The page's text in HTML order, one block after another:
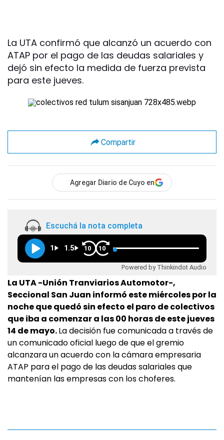
La UTA confirmó que alcanzó un acuerdo con
ATAP por el pago de las deudas salariales y
dejó sin efecto la medida de fuerza prevista
para este jueves.
Compartir
Agregar Diario de Cuyo en
Escuchá la nota completa
1 1.5 10 10
Powered by Thinkindot Audio
La UTA -Unión Tranviarios Automotor-,
Seccional San Juan informó este miércoles por la
noche que quedó sin efecto el paro de colectivos
que iba a comenzar a las 00 horas de este jueves
14 de mayo.La decisión fue comunicada a través de
un comunicado oficial luego de que el gremio
alcanzara un acuerdo con la cámara empresaria
ATAP para el pago de las deudas salariales que
mantenían las empresas con los choferes.